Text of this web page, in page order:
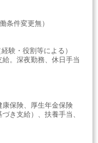
条件変更無）
験・役割等による）
。深夜勤務、休日手当
保険、厚生年金保険
き支給）、扶養手当、